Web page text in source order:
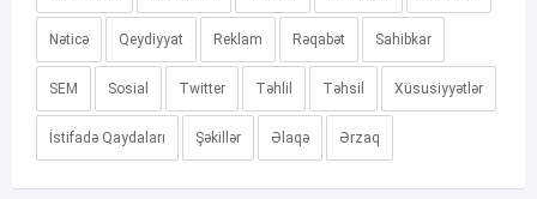
Nəticə Qeydiyyat Reklam Rəqabət Sahibkar
SEM Sosial Twitter Təhlil Təhsil Xüsusiyyətlər
İstifadə Qaydaları Şəkillər Əlaqə Ərzaq